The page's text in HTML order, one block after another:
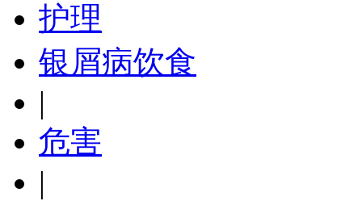
护理
银屑病饮食
|
危害
|